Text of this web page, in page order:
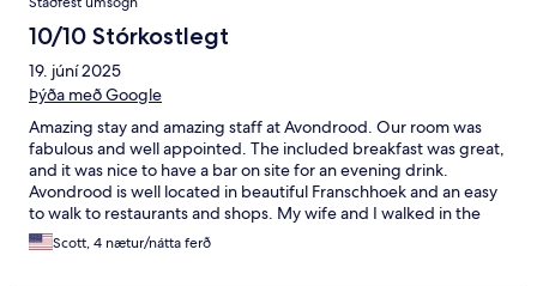
10/10 Stórkostlegt
19. júní 2025
Þýða með Google
Amazing stay and amazing staff at Avondrood. Our room was
fabulous and well appointed. The included breakfast was great,
and it was nice to have a bar on site for an evening drink.
Avondrood is well located in beautiful Franschhoek and an easy
to walk to restaurants and shops. My wife and I walked in the
evening to restaurants in town and felt safe walking back at
night. The setting within the Winelands is spectacular and
Scott, 4 nætur/nátta ferð